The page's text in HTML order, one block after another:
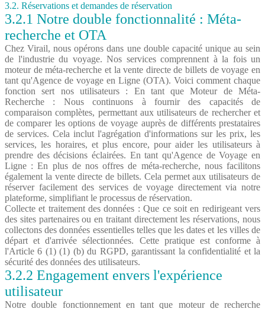
3.2. Réservations et demandes de réservation
3.2.1 Notre double fonctionnalité : Méta-
recherche et OTA
Chez Virail, nous opérons dans une double capacité unique au sein
de l'industrie du voyage. Nos services comprennent à la fois un
moteur de méta-recherche et la vente directe de billets de voyage en
tant qu'Agence de voyage en Ligne (OTA). Voici comment chaque
fonction sert nos utilisateurs : En tant que Moteur de Méta-
Recherche : Nous continuons à fournir des capacités de
comparaison complètes, permettant aux utilisateurs de rechercher et
de comparer les options de voyage auprès de différents prestataires
de services. Cela inclut l'agrégation d'informations sur les prix, les
services, les horaires, et plus encore, pour aider les utilisateurs à
prendre des décisions éclairées. En tant qu'Agence de Voyage en
Ligne : En plus de nos offres de méta-recherche, nous facilitons
également la vente directe de billets. Cela permet aux utilisateurs de
réserver facilement des services de voyage directement via notre
plateforme, simplifiant le processus de réservation.
Collecte et traitement des données : Que ce soit en redirigeant vers
des sites partenaires ou en traitant directement les réservations, nous
collectons des données essentielles telles que les dates et les villes de
départ et d'arrivée sélectionnées. Cette pratique est conforme à
l'Article 6 (1) (1) (b) du RGPD, garantissant la confidentialité et la
sécurité des données des utilisateurs.
3.2.2 Engagement envers l'expérience
utilisateur
Notre double fonctionnement en tant que moteur de recherche